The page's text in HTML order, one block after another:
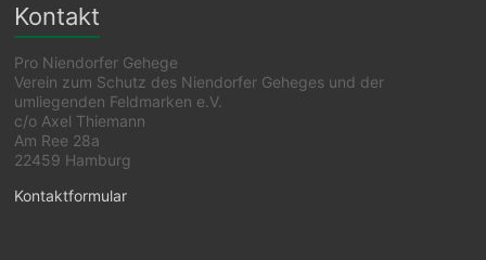
Kontakt
Pro Niendorfer Gehege
Verein zum Schutz des Niendorfer Geheges und der
umliegenden Feldmarken e.V.
c/o Axel Thiemann
Am Ree 28a
22459 Hamburg
Kontaktformular